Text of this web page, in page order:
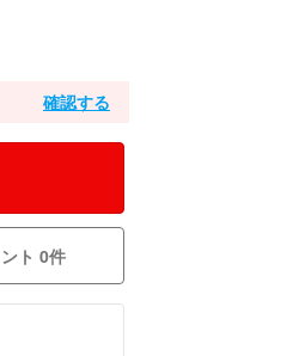
確認する
ト 0件